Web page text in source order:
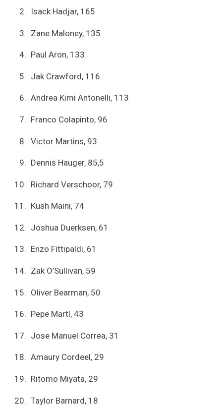
Isack Hadjar, 165
Zane Maloney, 135
Paul Aron, 133
Jak Crawford, 116
Andrea Kimi Antonelli, 113
Franco Colapinto, 96
Victor Martins, 93
Dennis Hauger, 85,5
Richard Verschoor, 79
Kush Maini, 74
Joshua Duerksen, 61
Enzo Fittipaldi, 61
Zak O’Sullivan, 59
Oliver Bearman, 50
Pepe Martí, 43
Jose Manuel Correa, 31
Amaury Cordeel, 29
Ritomo Miyata, 29
Taylor Barnard, 18